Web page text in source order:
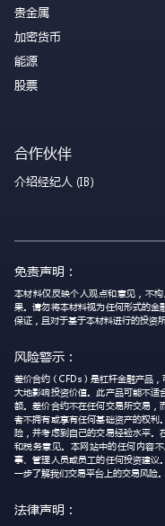
贵金属
加密货币
能源
股票
合作伙伴
介绍经纪人 (IB)
免责声明：
本材料仅反映个人观点和意见，不
果。请勿将本材料视为任何形式的
保证，且对于基于本材料进行的投资
风险警示：
差价合约（CFDs）是杠杆金融产品
大地影响投资价值。此产品可能不
额。差价合约不在任何交易所交易
者不拥有或享有任何基础资产的权
险，并考虑到自己的交易经验水平
和税务意见。本网站中的任何内容
事、管理人员或员工的任何投资建
一步了解我们交易平台上的交易风险。
法律声明：